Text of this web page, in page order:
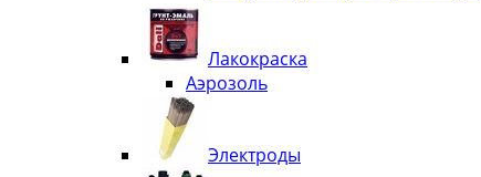
Лакокраска
Аэрозоль
Электроды